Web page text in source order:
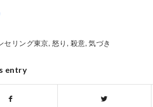
セリング東京, 怒り , 殺意,気づき
entry